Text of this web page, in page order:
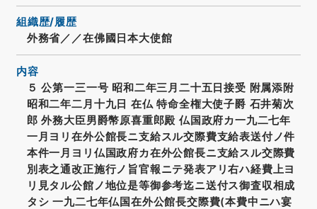
組織歴/履歴
外務省／／在佛國日本大使館
内容
５ 公第一三一号 昭和二年三月二十五日接受 附属添附
昭和二年二月十九日 在仏 特命全権大使子爵 石井菊次
郎 外務大臣男爵幣原喜重郎殿 仏国政府カ一九二七年
一月ヨリ在外公館長ニ支給スル交際費支給表送付ノ件
本件一月ヨリ仏国政府カ在外公館長ニ支給スル交際費
別表之通改正施行ノ旨官報ニテ発表アリ右ハ経費上ヨ
リ見タル公館ノ地位是等御参考迄ニ送付ス御査収相成
タシ 一九二七年仏国在外公館長交際費(本費中ニハ宴